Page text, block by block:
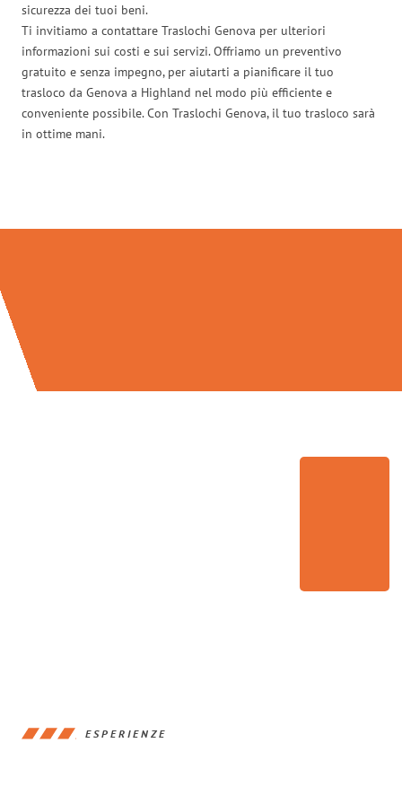
sicurezza dei tuoi beni.
Ti invitiamo a contattare Traslochi Genova per ulteriori
informazioni sui costi e sui servizi. Offriamo un preventivo
gratuito e senza impegno, per aiutarti a pianificare il tuo
trasloco da Genova a Highland nel modo più efficiente e
conveniente possibile. Con Traslochi Genova, il tuo trasloco sarà
in ottime mani.
ESPERIENZE